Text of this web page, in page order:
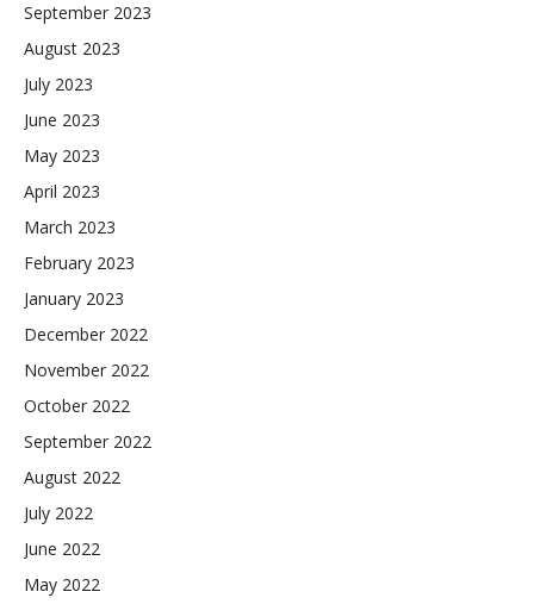
September 2023
August 2023
July 2023
June 2023
May 2023
April 2023
March 2023
February 2023
January 2023
December 2022
November 2022
October 2022
September 2022
August 2022
July 2022
June 2022
May 2022